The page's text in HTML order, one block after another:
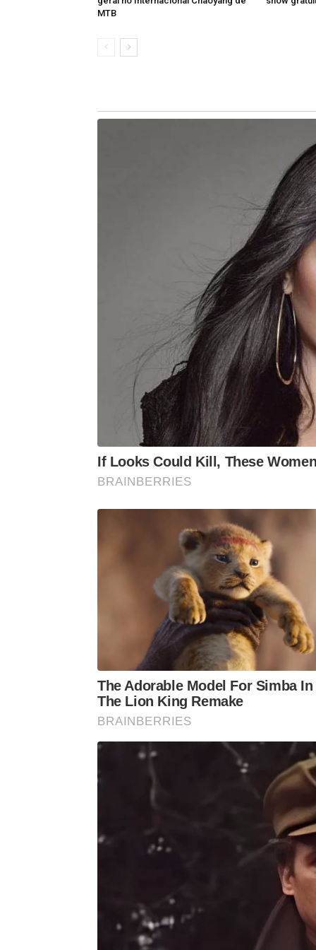
MTB
If Looks Could Kill, These
BRAINBERRIES
The Adorable Model For Simba In
The Lion King Remake
BRAINBERRIES